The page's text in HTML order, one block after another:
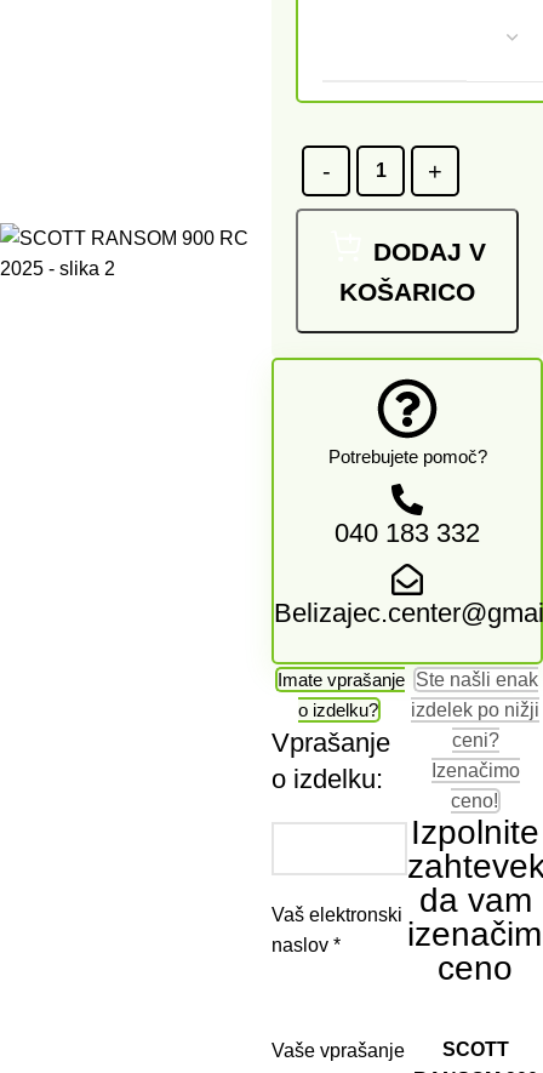
DODAJ V
KOŠARICO
Potrebujete pomoč?
040 183 332
Imate vprašanje
o izdelku?
Vprašanje
o izdelku:
Vaš elektronski
naslov *
Vaše vprašanje
Ste našli enak
izdelek po nižji
ceni?
Izenačimo
ceno!
Izpolnite
da vam
ceno
SCOTT